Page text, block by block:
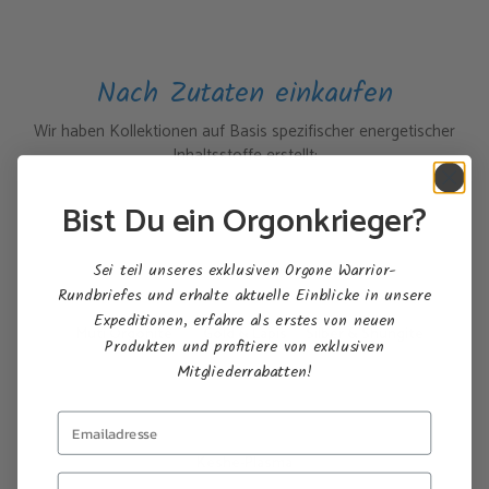
Nach Zutaten einkaufen
Wir haben Kollektionen auf Basis spezifischer energetischer
Inhaltsstoffe erstellt:
Muti Orgonite Gold & Lapis Silber & Shungite
Keshe-Plasma
Bist Du ein Orgonkrieger?
Sei teil unseres exklusiven Orgone Warrior-
Rundbriefes und erhalte aktuelle Einblicke in unsere
Expeditionen, erfahre als erstes von neuen
Produkten und profitiere von exklusiven
Mitgliederrabatten!